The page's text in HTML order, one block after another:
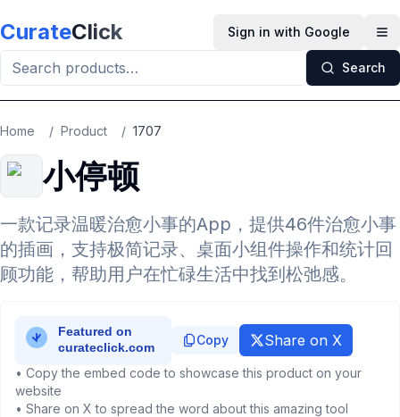
CurateClick Sign in with Google
Search
Home / Product / 1707
小停顿
一款记录温暖治愈小事的App，提供46件治愈小事
的插画，支持极简记录、桌面小组件操作和统计回
顾功能，帮助用户在忙碌生活中找到松弛感。
Copy Share on X
• Copy the embed code to showcase this product on your
website
• Share on X to spread the word about this amazing tool